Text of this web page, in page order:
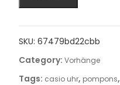
SKU: 67479bd22cbb
Category: Vorhänge
Tags: casio uhr, pompons,